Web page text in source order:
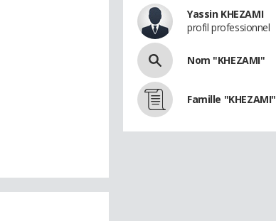
Yassin KHEZAMI
profil professionnel
Nom "KHEZAMI"
Famille "KHEZAMI"